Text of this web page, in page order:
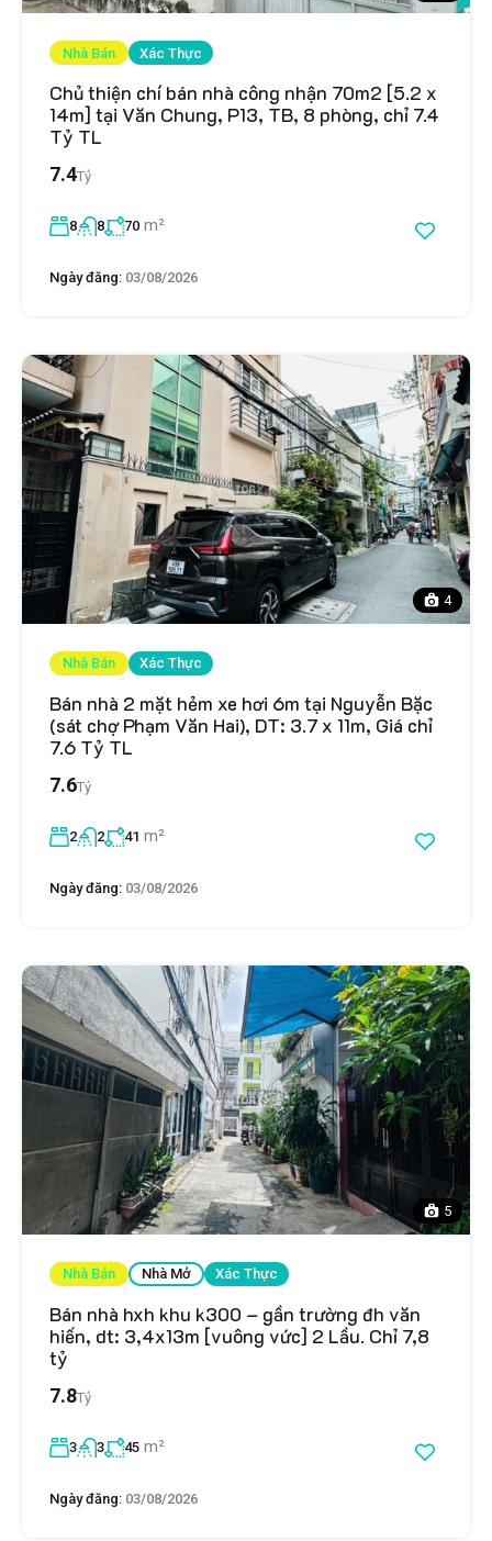
Nhà Bán Xác Thực
Chủ thiện chí bán nhà công nhận 70m2 [5.2 x
14m] tại Văn Chung, P13, TB, 8 phòng, chỉ 7.4
Tỷ TL
7.4Tỷ
8 8 70 m²
Ngày đăng: 03/08/2026
4
Nhà Bán Xác Thực
Bán nhà 2 mặt hẻm xe hơi 6m tại Nguyễn Bặc
(sát chợ Phạm Văn Hai), DT: 3.7 x 11m, Giá chỉ
7.6 Tỷ TL
7.6Tỷ
2 2 41 m²
Ngày đăng: 03/08/2026
5
Nhà Bán Nhà Mở Xác Thực
Bán nhà hxh khu k300 – gần trường đh văn
hiến, dt: 3,4x13m [vuông vức] 2 Lầu. Chỉ 7,8
tỷ
7.8Tỷ
3 3 45 m²
Ngày đăng: 03/08/2026